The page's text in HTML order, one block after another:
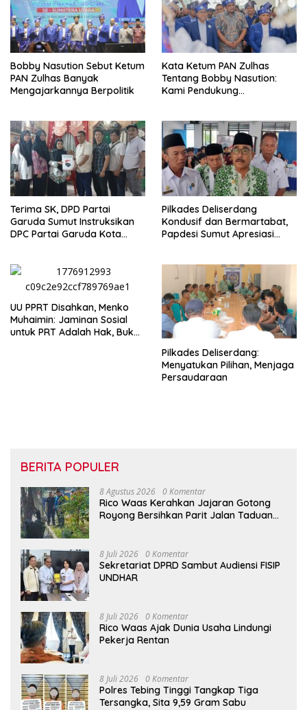
Bobby Nasution Sebut Ketum
PAN Zulhas Banyak
Mengajarkannya Berpolitik
Kata Ketum PAN Zulhas
Tentang Bobby Nasution:
Kami Pendukung
Terima SK, DPD Partai
Garuda Sumut Instruksikan
DPC Partai Garuda Kota
Pilkades Deliserdang
Kondusif dan Bermartabat,
Papdesi Sumut Apresiasi
UU PPRT Disahkan, Menko
Muhaimin: Jaminan Sosial
untuk PRT Adalah Hak, Bukan
Pilkades Deliserdang:
Menyatukan Pilihan, Menjaga
Persaudaraan
BERITA POPULER
8 Agustus 2026 0 Komentar
Rico Waas Kerahkan Jajaran Gotong
Royong Bersihkan Parit Jalan Taduan
8 Juli 2026 0 Komentar
Sekretariat DPRD Sambut Audiensi FISIP
UNDHAR
8 Juli 2026 0 Komentar
Rico Waas Ajak Dunia Usaha Lindungi
Pekerja Rentan
8 Juli 2026 0 Komentar
Polres Tebing Tinggi Tangkap Tiga
Tersangka, Sita 9,59 Gram Sabu